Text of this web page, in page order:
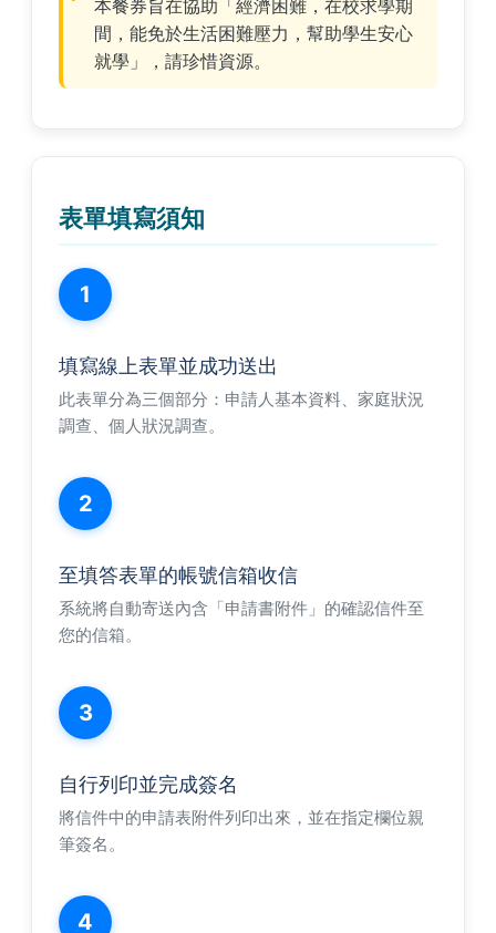
本餐券旨在協助「經濟困難，在校求學期
間，能免於生活困難壓力，幫助學生安心
就學」，請珍惜資源。
表單填寫須知
1
填寫線上表單並成功送出
此表單分為三個部分：申請人基本資料、家庭狀況
調查、個人狀況調查。
2
至填答表單的帳號信箱收信
系統將自動寄送內含「申請書附件」的確認信件至
您的信箱。
3
自行列印並完成簽名
將信件中的申請表附件列印出來，並在指定欄位親
筆簽名。
4